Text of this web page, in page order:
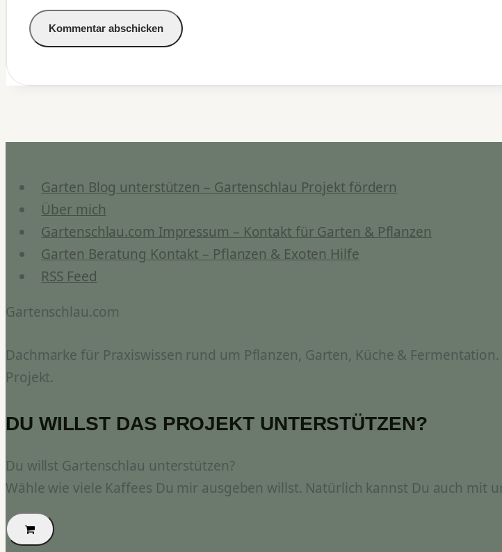
Garten Blog unterstützen – Gartenschlau Projekt fördern
Über mich
Gartenschlau.com Impressum – Kontakt für Garten & Pflanzen
Garten Beratung Kontakt – Pflanzen & Exoten Hilfe
RSS Feed
Gartenschlau.com
Dachmarke für Praxiswissen rund um Pflanzen, Garten, Küche &
Projekt.
DU WILLST DAS PROJEKT UNTERSTÜTZEN?
Du willst Gartenschlau unterstützen?
Wähle wie viele Kaffees Du mir ausgeben willst. Natürlich kannst Du auch mit